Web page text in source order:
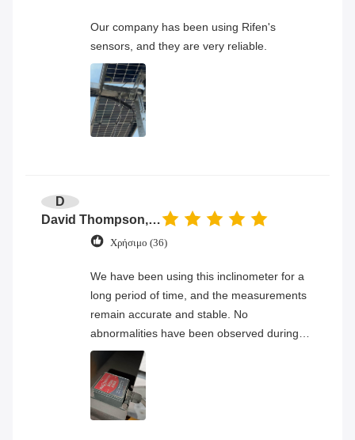
Our company has been using Rifen's
sensors, and they are very reliable.
D
David Thompson, Senior Engineer
Χρήσιμο (36)
We have been using this inclinometer for a
long period of time, and the measurements
remain accurate and stable. No
abnormalities have been observed during
continuous operation, and the overall
product quality has proven to be very
reliable.